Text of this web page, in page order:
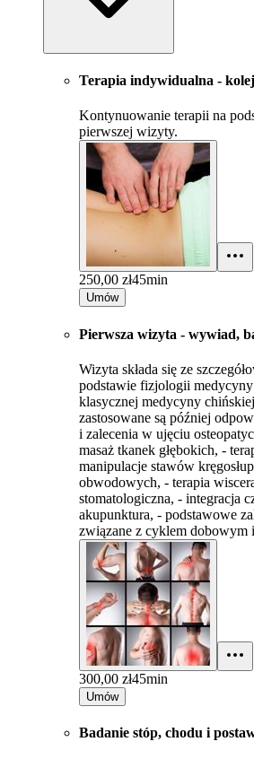
Terapia indywidualna -
Kontynuowanie terapii na
pierwszej wizyty.
250,00 zł45min
Umów
Pierwsza wizyta - wywiad,
Wizyta składa się ze
podstawie fizjologii
klasycznej medycyny
zastosowane są później
i zalecenia w ujęciu
masaż tkanek głębokich, -
manipulacje stawów
obwodowych, - terapia
stomatologiczna, - integracja
akupunktura, - podstawowe
związane z cyklem dobowym
300,00 zł45min
Umów
Badanie stóp, chodu i